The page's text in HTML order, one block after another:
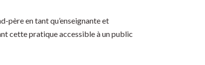
père en tant qu’enseignante et
cette pratique accessible à un public